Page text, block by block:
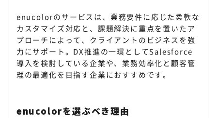
enucolorのサービスは、業務要件に応じた柔軟な
カスタマイズ対応と、課題解決に重点を置いたア
プローチによって、クライアントのビジネスを強
力にサポート。DX推進の一環としてSalesforce
導入を検討している企業や、業務効率化と顧客管
理の最適化を目指す企業におすすめです。
enucolorを選ぶべき理由